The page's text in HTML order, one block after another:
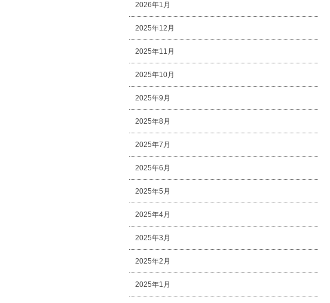
2026年1月
2025年12月
2025年11月
2025年10月
2025年9月
2025年8月
2025年7月
2025年6月
2025年5月
2025年4月
2025年3月
2025年2月
2025年1月